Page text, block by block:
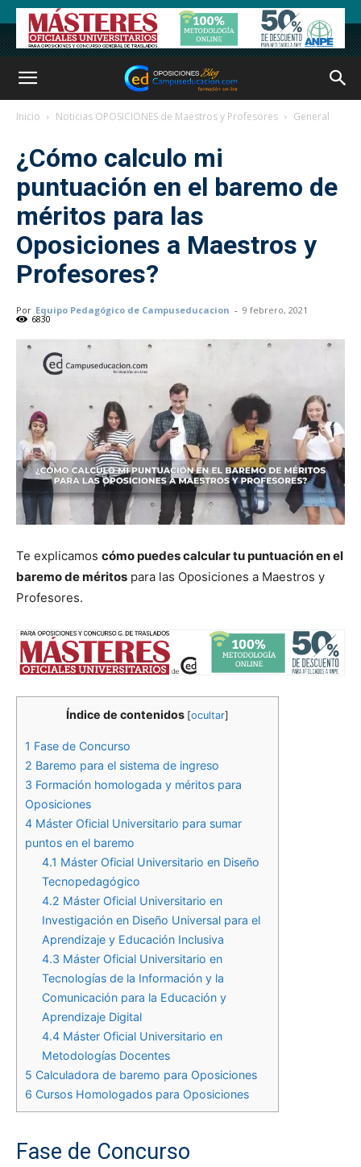
Inicio Noticias OPOSICIONES de Maestros y Profesores General
¿Cómo calculo mi
puntuación en el baremo de
méritos para las
Oposiciones a Maestros y
Profesores?
Por Equipo Pedagógico de Campuseducacion - 9 febrero, 2021
6830
Te explicamos cómo puedes calcular tu puntuación en el
baremo de méritos para las Oposiciones a Maestros y
Profesores.
Índice de contenidos [ocultar]
1 Fase de Concurso
2 Baremo para el sistema de ingreso
3 Formación homologada y méritos para
Oposiciones
4 Máster Oficial Universitario para sumar
puntos en el baremo
4.1 Máster Oficial Universitario en Diseño
Tecnopedagógico
4.2 Máster Oficial Universitario en
Investigación en Diseño Universal para el
Aprendizaje y Educación Inclusiva
4.3 Máster Oficial Universitario en
Tecnologías de la Información y la
Comunicación para la Educación y
Aprendizaje Digital
4.4 Máster Oficial Universitario en
Metodologías Docentes
5 Calculadora de baremo para Oposiciones
6 Cursos Homologados para Oposiciones
Fase de Concurso